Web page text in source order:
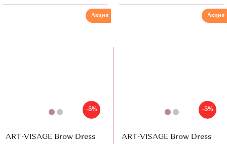
-5%
Акция
ART-VISAGE Brow Dress
-5%
Акция
ART-VISAGE Brow Dress